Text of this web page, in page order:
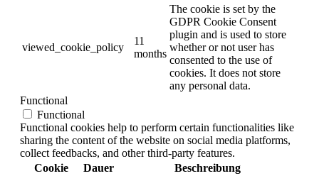
viewed_cookie_policy
11
months
The cookie is set by the
GDPR Cookie Consent
plugin and is used to store
whether or not user has
consented to the use of
cookies. It does not store
any personal data.
Functional
Functional
Functional cookies help to perform certain functionalities like
sharing the content of the website on social media platforms,
collect feedbacks, and other third-party features.
Cookie
Dauer Beschreibung